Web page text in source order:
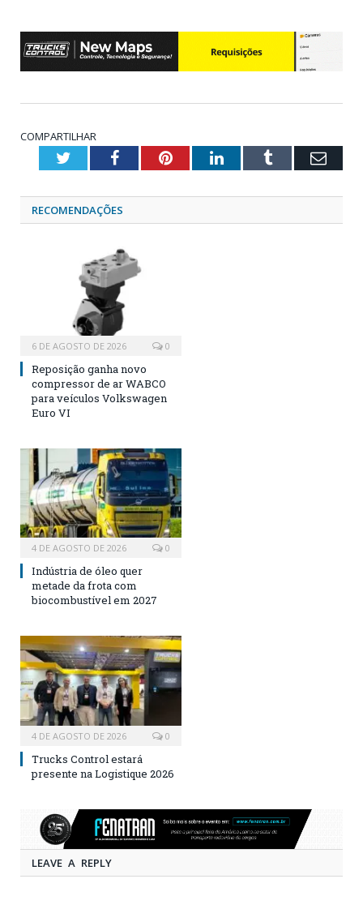
COMPARTILHAR
TwitterFacebookPinterestLinkedInTumblr
RECOMENDAÇÕES
6 DE AGOSTO DE 2026 0
Reposição ganha novo
compressor de ar WABCO
para veículos Volkswagen
Euro VI
4 DE AGOSTO DE 2026 0
Indústria de óleo quer
metade da frota com
biocombustível em 2027
4 DE AGOSTO DE 2026 0
Trucks Control estará
presente na Logistique 2026
LEAVE A REPLY